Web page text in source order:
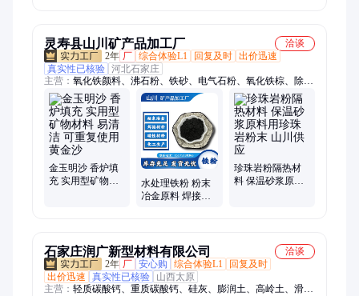
灵寿县山川矿产品加工厂
洽谈
2年 厂 综合体验L1 回复及时 出价迅速
真实性已核验 河北石家庄
主营： 氧化铁颜料、沸石粉、铁砂、电气石粉、氧化铁棕、除渣
剂、橡胶粉、氧化铁灰、四氧化三铁、高岭土、玻璃粉、磁粉、
氧化铁黑、滑石粉、减水剂、碳酸钙、萤石粉、红色颜料、氧化
铁黄、硅微粉、耐火材料、氧化铁红、伊利石粉、氟化钙粉、贝
壳粉
金玉明沙 香炉填
充 实用型矿物材
水处理铁粉 粉末
冶金原料 焊接材
珍珠岩粉隔热材
料 保温砂浆原料
石家庄润广新型材料有限公司
洽谈
2年 厂 安心购 综合体验L1
回复及时
出价迅速
真实性已核验
山西太原
主营： 轻质碳酸钙、重质碳酸钙、硅灰、膨润土、高岭土、滑石